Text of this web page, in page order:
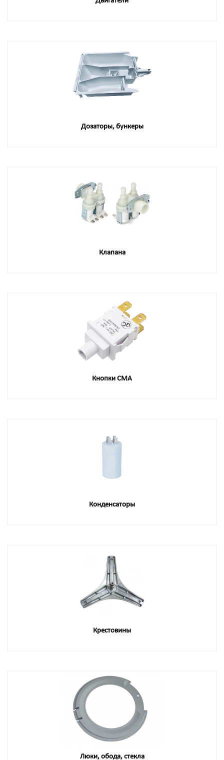
Дозаторы, бункеры
Клапана
Кнопки СМА
Конденсаторы
Крестовины
Люки, обода, стекла